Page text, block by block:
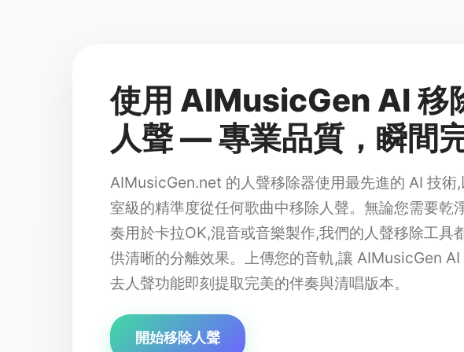
使用 AIMusicGen AI 移
人聲 — 專業品質，瞬間
AIMusicGen.net 的人聲移除器使用最先進的 AI 技術
室級的精準度從任何歌曲中移除人聲。無論您需要乾
奏用於卡拉OK,混音或音樂製作,我們的人聲移除工具
供清晰的分離效果。上傳您的音軌,讓 AIMusicGen AI
去人聲功能即刻提取完美的伴奏與清唱版本。
開始移除人聲